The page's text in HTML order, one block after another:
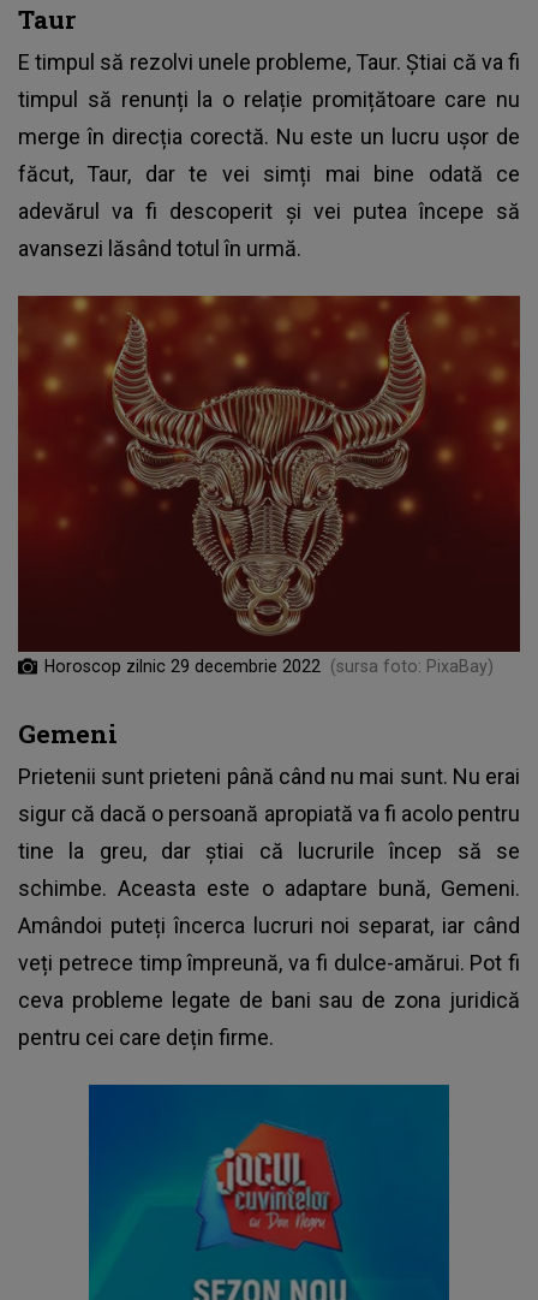
Taur
E timpul să rezolvi unele probleme, Taur. Știai că va fi
timpul să renunți la o relație promițătoare care nu
merge în direcția corectă. Nu este un lucru ușor de
făcut, Taur, dar te vei simți mai bine odată ce
adevărul va fi descoperit și vei putea începe să
avansezi lăsând totul în urmă.
Horoscop zilnic 29 decembrie 2022 (sursa foto: PixaBay)
Gemeni
Prietenii sunt prieteni până când nu mai sunt. Nu erai
sigur că dacă o persoană apropiată va fi acolo pentru
tine la greu, dar știai că lucrurile încep să se
schimbe. Aceasta este o adaptare bună, Gemeni.
Amândoi puteți încerca lucruri noi separat, iar când
veți petrece timp împreună, va fi dulce-amărui. Pot fi
ceva probleme legate de bani sau de zona juridică
pentru cei care dețin firme.